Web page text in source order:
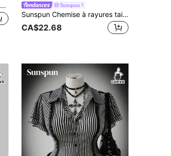
SHEIN LUNE CURVE Chemise décontractée à manches longues et rayures pour femmes en grandes tailles, ample et à boutons sur le devant Sunspun
Sunspun Chemise à rayures taille haute col en V profond pour femmes grande taille
CA$22.68